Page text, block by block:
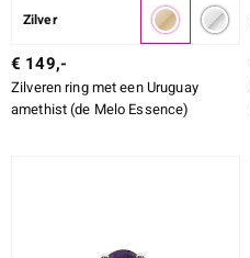
Zilver
€ 149,-
Zilveren ring met een Uruguay
amethist (de Melo Essence)